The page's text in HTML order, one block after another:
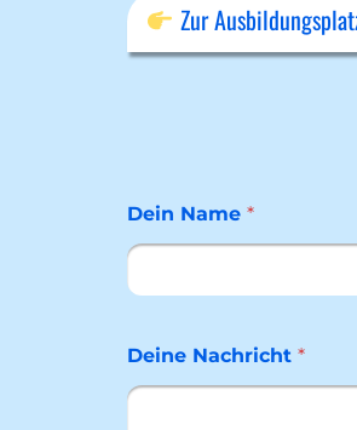
Zur
Dein Name *
Deine Nachricht *